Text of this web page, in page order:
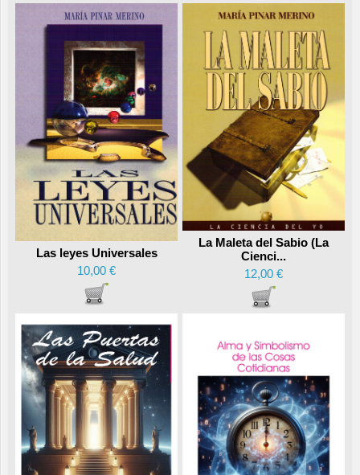
Las leyes Universales
10,00 €
La Maleta del Sabio (La
Cienci...
12,00 €